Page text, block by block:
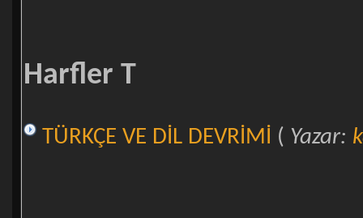
Harfler T
TÜRKÇE VE DİL DEVRİMİ ( Yazar: